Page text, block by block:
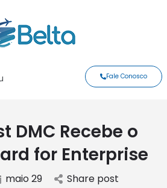
Fale Conosco
DMC Recebe o
for Enterprise
maio 29 Share post